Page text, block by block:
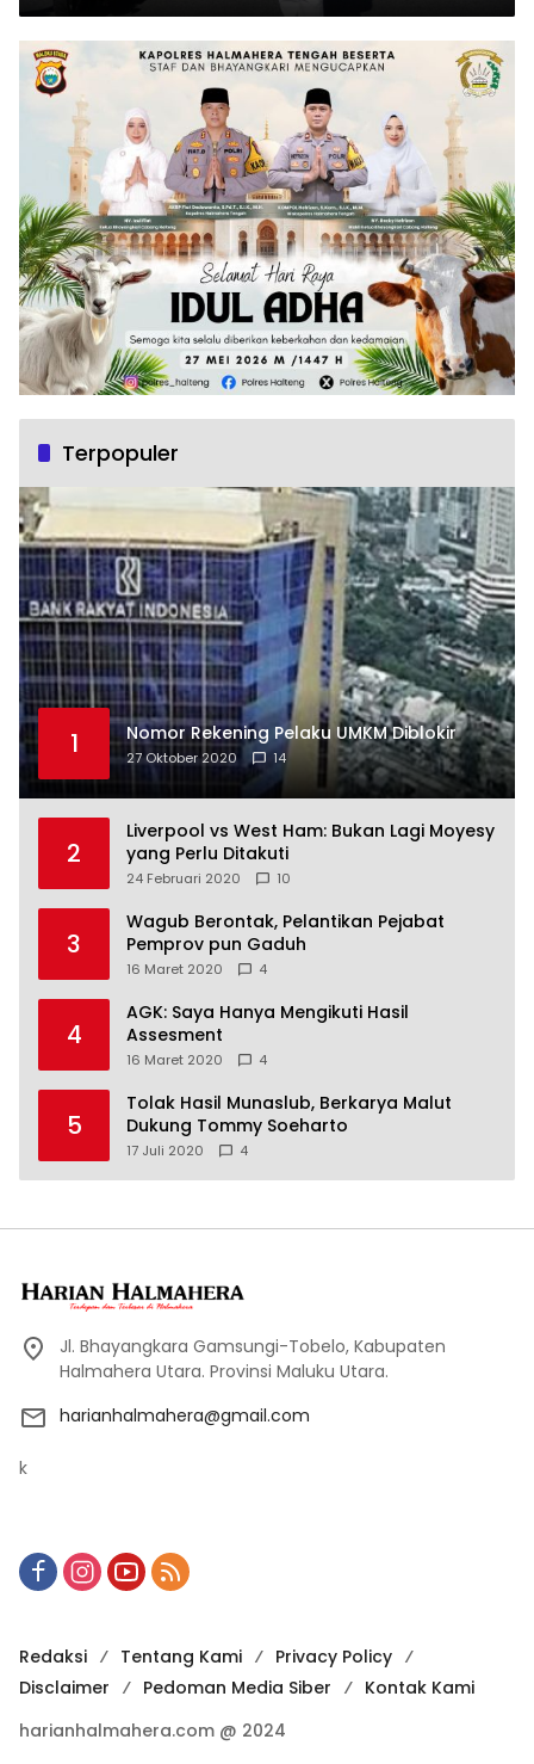
Terpopuler
1 Nomor Rekening Pelaku UMKM Diblokir
27 Oktober 2020 14
2
Liverpool vs West Ham: Bukan Lagi Moyesy
yang Perlu Ditakuti
24 Februari 2020 10
3
Wagub Berontak, Pelantikan Pejabat
Pemprov pun Gaduh
16 Maret 2020 4
4
AGK: Saya Hanya Mengikuti Hasil
Assesment
16 Maret 2020 4
5
Tolak Hasil Munaslub, Berkarya Malut
Dukung Tommy Soeharto
17 Juli 2020 4
Jl. Bhayangkara Gamsungi-Tobelo, Kabupaten
Halmahera Utara. Provinsi Maluku Utara.
harianhalmahera@gmail.com
k
Redaksi Tentang Kami
Privacy Policy
Disclaimer
Pedoman Media Siber
Kontak Kami
harianhalmahera.com @ 2024